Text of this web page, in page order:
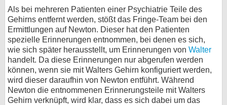
Als bei mehreren Patienten einer Psychiatrie Teile des
Gehirns entfernt werden, stößt das Fringe-Team bei den
Ermittlungen auf Newton. Dieser hat den Patienten
spezielle Erinnerungen entnommen, bei denen es sich,
wie sich später herausstellt, um Erinnerungen von Walter
handelt. Da diese Erinnerungen nur abgerufen werden
können, wenn sie mit Walters Gehirn konfiguriert werden,
wird dieser daraufhin von Newton entführt. Während
Newton die entnommenen Erinnerungsteile mit Walters
Gehirn verknüpft, wird klar, dass es sich dabei um das
Impressum
Desktop-Ansicht
myFanbase